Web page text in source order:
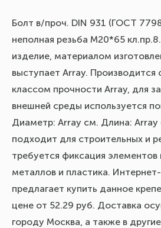
Болт в/проч. DIN 931 (ГОСТ
неполная резьба М20*65
изделие, материалом
выступает Array. Производится
классом прочности Array, для
внешней среды используется
Диаметр: Array см. Длина:
подходит для строительных и
требуется фиксация элементов
металлов и пластика.
предлагает купить данное
цене от 52.29 руб. Доставка
городу Москва, а также в